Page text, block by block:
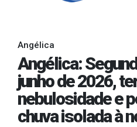
Angélica
Angélica:
junho de 2026,
nebulosidade e
chuva isolada à